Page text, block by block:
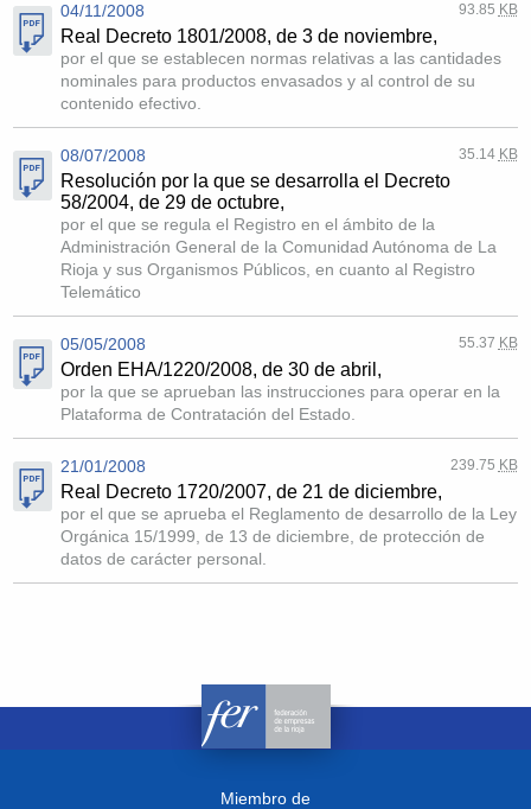
04/11/2008 93.85 KB
Real Decreto 1801/2008, de 3 de noviembre,
por el que se establecen normas relativas a las cantidades
nominales para productos envasados y al control de su
contenido efectivo.
08/07/2008 35.14 KB
Resolución por la que se desarrolla el Decreto
58/2004, de 29 de octubre,
por el que se regula el Registro en el ámbito de la
Administración General de la Comunidad Autónoma de La
Rioja y sus Organismos Públicos, en cuanto al Registro
Telemático
05/05/2008 55.37 KB
Orden EHA/1220/2008, de 30 de abril,
por la que se aprueban las instrucciones para operar en la
Plataforma de Contratación del Estado.
21/01/2008 239.75 KB
Real Decreto 1720/2007, de 21 de diciembre,
por el que se aprueba el Reglamento de desarrollo de la Ley
Orgánica 15/1999, de 13 de diciembre, de protección de
datos de carácter personal.
Miembro de